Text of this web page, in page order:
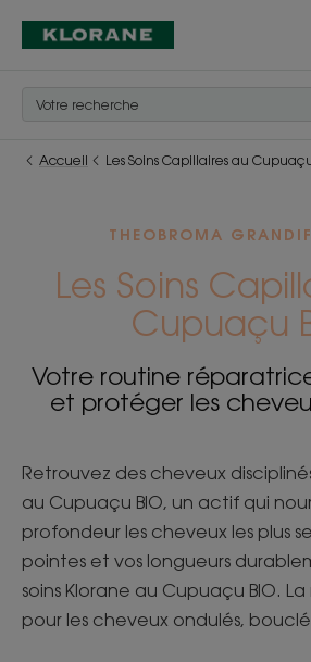
Accueil Les Soins Capillaires au
THEOBROMA
Les Soins
Cupuaçu
Votre routine
et protéger les
Retrouvez des cheveux
au Cupuaçu BIO, un actif qui
profondeur les cheveux les plus
pointes et vos longueurs
soins Klorane au Cupuaçu BIO.
pour les cheveux ondulés,